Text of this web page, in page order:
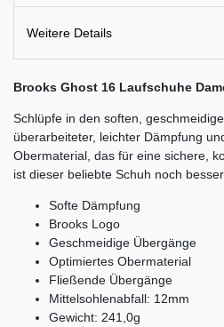
Weitere Details
Brooks Ghost 16 Laufschuhe
Schlüpfe in den soften,
überarbeiteter, leichter Dämpfung
Obermaterial, das für eine sichere,
ist dieser beliebte Schuh noch
Softe Dämpfung
Brooks Logo
Geschmeidige Übergänge
Optimiertes Obermaterial
Fließende Übergänge
Mittelsohlenabfall: 12mm
Gewicht: 241,0g